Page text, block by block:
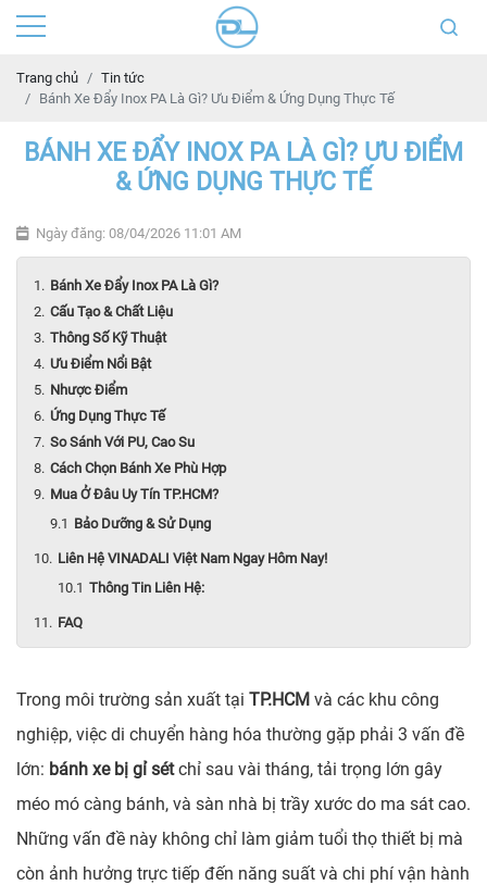
Trang chủ
Tin tức
Bánh Xe Đẩy Inox PA Là Gì? Ưu Điểm & Ứng Dụng Thực Tế
BÁNH XE ĐẨY INOX PA LÀ GÌ? ƯU ĐIỂM
& ỨNG DỤNG THỰC TẾ
Ngày đăng: 08/04/2026 11:01 AM
Bánh Xe Đẩy Inox PA Là Gì?
Cấu Tạo & Chất Liệu
Thông Số Kỹ Thuật
Ưu Điểm Nổi Bật
Nhược Điểm
Ứng Dụng Thực Tế
So Sánh Với PU, Cao Su
Cách Chọn Bánh Xe Phù Hợp
Mua Ở Đâu Uy Tín TP.HCM?
Bảo Dưỡng & Sử Dụng
Liên Hệ VINADALI Việt Nam Ngay Hôm Nay!
Thông Tin Liên Hệ:
FAQ
Trong môi trường sản xuất tại TP.HCM và các khu công
nghiệp, việc di chuyển hàng hóa thường gặp phải 3 vấn đề
lớn: bánh xe bị gỉ sétchỉ sau vài tháng, tải trọng lớn gây
méo mó càng bánh, và sàn nhà bị trầy xước do ma sát cao.
Những vấn đề này không chỉ làm giảm tuổi thọ thiết bị mà
còn ảnh hưởng trực tiếp đến năng suất và chi phí vận hành